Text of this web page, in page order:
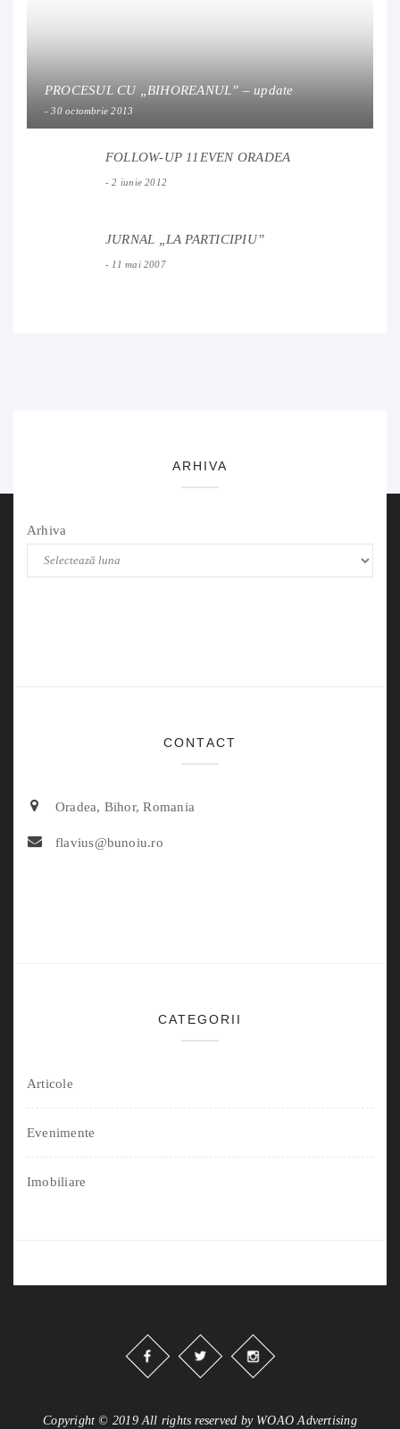
PROCESUL CU „BIHOREANUL” – update
30 octombrie 2013
FOLLOW-UP 11EVEN ORADEA
2 iunie 2012
JURNAL „LA PARTICIPIU”
11 mai 2007
ARHIVA
Arhiva
CONTACT
Oradea, Bihor, Romania
flavius@bunoiu.ro
CATEGORII
Articole
Evenimente
Imobiliare
Copyright © 2019 All rights reserved by WOAO Advertising